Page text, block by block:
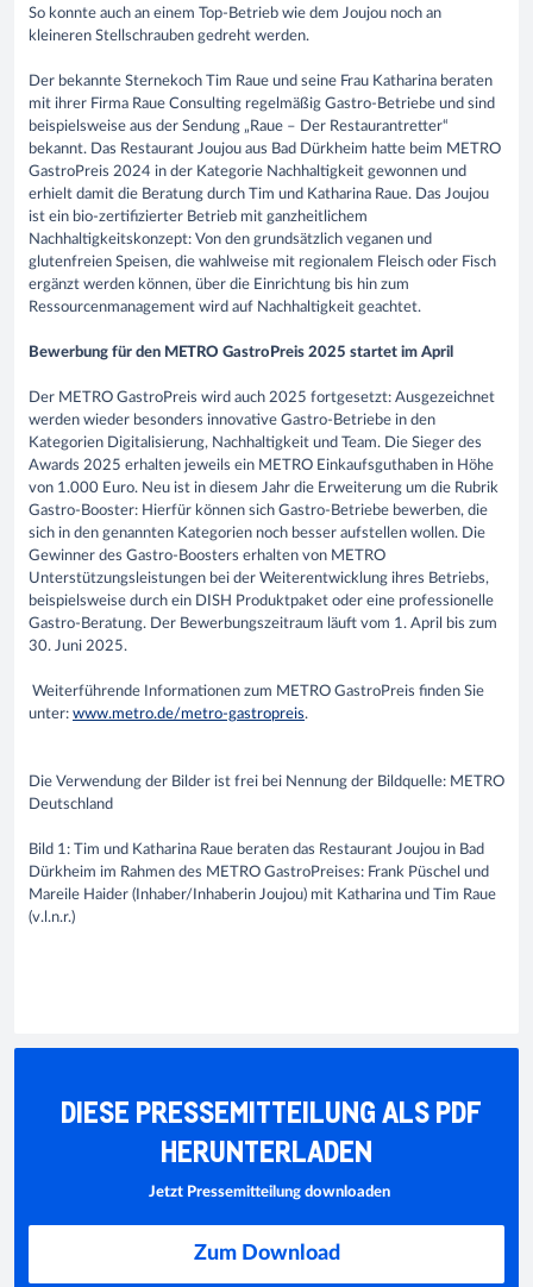
So konnte auch an einem Top-Betrieb wie dem Joujou noch an
kleineren Stellschrauben gedreht werden.
Der bekannte Sternekoch Tim Raue und seine Frau Katharina beraten
mit ihrer Firma Raue Consulting regelmäßig Gastro-Betriebe und sind
beispielsweise aus der Sendung „Raue – Der Restaurantretter“
bekannt. Das Restaurant Joujou aus Bad Dürkheim hatte beim METRO
GastroPreis 2024 in der Kategorie Nachhaltigkeit gewonnen und
erhielt damit die Beratung durch Tim und Katharina Raue. Das Joujou
ist ein bio-zertifizierter Betrieb mit ganzheitlichem
Nachhaltigkeitskonzept: Von den grundsätzlich veganen und
glutenfreien Speisen, die wahlweise mit regionalem Fleisch oder Fisch
ergänzt werden können, über die Einrichtung bis hin zum
Ressourcenmanagement wird auf Nachhaltigkeit geachtet.
Bewerbung für den METRO GastroPreis 2025 startet im April
Der METRO GastroPreis wird auch 2025 fortgesetzt: Ausgezeichnet
werden wieder besonders innovative Gastro-Betriebe in den
Kategorien Digitalisierung, Nachhaltigkeit und Team. Die Sieger des
Awards 2025 erhalten jeweils ein METRO Einkaufsguthaben in Höhe
von 1.000 Euro. Neu ist in diesem Jahr die Erweiterung um die Rubrik
Gastro-Booster: Hierfür können sich Gastro-Betriebe bewerben, die
sich in den genannten Kategorien noch besser aufstellen wollen. Die
Gewinner des Gastro-Boosters erhalten von METRO
Unterstützungsleistungen bei der Weiterentwicklung ihres Betriebs,
beispielsweise durch ein DISH Produktpaket oder eine professionelle
Gastro-Beratung. Der Bewerbungszeitraum läuft vom 1. April bis zum
30. Juni 2025.
Weiterführende Informationen zum METRO GastroPreis finden Sie
unter: www.metro.de/metro-gastropreis.
Die Verwendung der Bilder ist frei bei Nennung der Bildquelle: METRO
Deutschland
Bild 1: Tim und Katharina Raue beraten das Restaurant Joujou in Bad
Dürkheim im Rahmen des METRO GastroPreises: Frank Püschel und
Mareile Haider (Inhaber/Inhaberin Joujou) mit Katharina und Tim Raue
(v.l.n.r.)
DIESE PRESSEMITTEILUNG ALS PDF
HERUNTERLADEN
Jetzt Pressemitteilung downloaden
Zum Download